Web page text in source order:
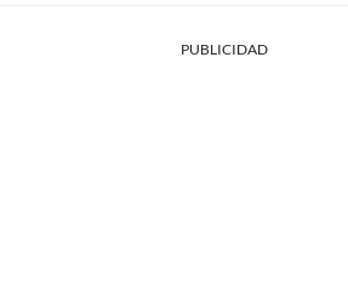
PUBLICIDAD